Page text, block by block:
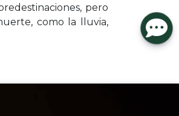
pero
como la lluvia,